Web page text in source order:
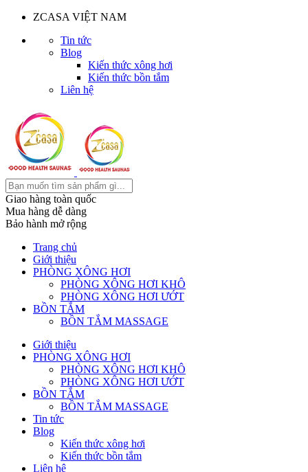
ZCASA VIỆT NAM
Tin tức
Blog
Kiến thức xông hơi
Kiến thức bồn tắm
Liên hệ
Giao hàng toàn quốc
Mua hàng dễ dàng
Bảo hành mở rộng
Trang chủ
Giới thiệu
PHÒNG XÔNG HƠI
PHÒNG XÔNG HƠI KHÔ
PHÒNG XÔNG HƠI ƯỚT
BỒN TẮM
BỒN TẮM MASSAGE
Giới thiệu
PHÒNG XÔNG HƠI
PHÒNG XÔNG HƠI KHÔ
PHÒNG XÔNG HƠI ƯỚT
BỒN TẮM
BỒN TẮM MASSAGE
Tin tức
Blog
Kiến thức xông hơi
Kiến thức bồn tắm
Liên hệ